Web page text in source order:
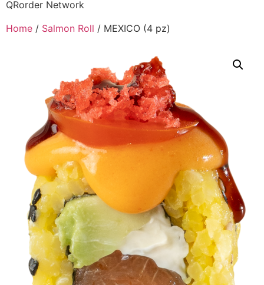
QRorder Network
Home / Salmon Roll / MEXICO (4 pz)